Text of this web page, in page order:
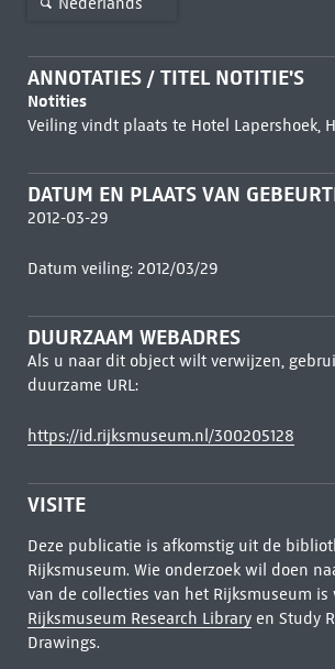
ANNOTATIES / TITEL NOTITIE'S
Notities
Veiling vindt plaats te Hotel Lapershoek,
DATUM EN PLAATS VAN
2012-03-29
Datum veiling: 2012/03/29
DUURZAAM WEBADRES
Als u naar dit object wilt verwijzen,
duurzame URL:
https://id.rijksmuseum.nl/300205128
VISITE
Deze publicatie is afkomstig uit de
Rijksmuseum. Wie onderzoek wil doen
van de collecties van het Rijksmuseum
Rijksmuseum Research Libraryen Study
Drawings.